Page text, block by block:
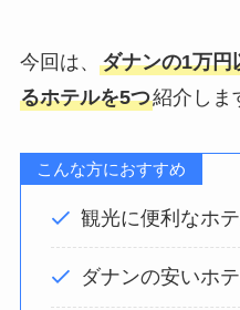
今回は、 ダナンの1万円
るホテルを5つ紹介しま
こんな方におすすめ
観光に便利なホ
ダナンの安いホ